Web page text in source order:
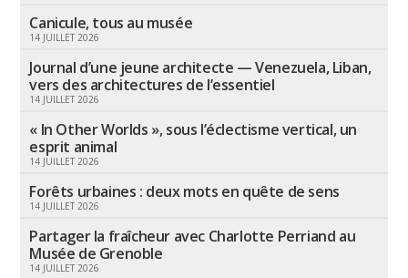
Canicule, tous au musée
14 JUILLET 2026
Journal d’une jeune architecte — Venezuela, Liban,
vers des architectures de l’essentiel
14 JUILLET 2026
« In Other Worlds », sous l’éclectisme vertical, un
esprit animal
14 JUILLET 2026
Forêts urbaines : deux mots en quête de sens
14 JUILLET 2026
Partager la fraîcheur avec Charlotte Perriand au
Musée de Grenoble
14 JUILLET 2026